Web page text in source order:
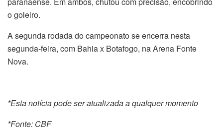
o goleiro.
A segunda rodada do campeonato se encerra nesta
segunda-feira, com Bahia x Botafogo, na Arena Fonte
Nova.
*Esta notícia pode ser atualizada a qualquer momento
*Fonte: CBF